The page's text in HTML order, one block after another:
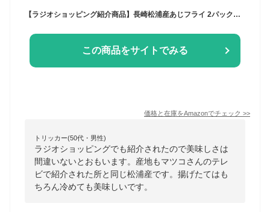
【ラジオショッピング紹介商品】長崎松浦産あじフライ 2パックセット 710936
この商品をサイトでみる
価格と在庫をAmazonでチェック >>
トリッカー(50代・男性)
ラジオショッピングでも紹介されたので美味しさは
間違いないとおもいます。産地もマツコさんのテレ
ビで紹介された所と同じ松浦産です。揚げたてはも
ちろん冷めても美味しいです。